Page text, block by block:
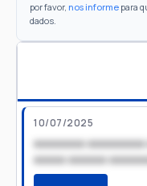
por favor, nos informe para
dados.
10/07/2025
xxxxxxxx
xxxxx xxxxxx